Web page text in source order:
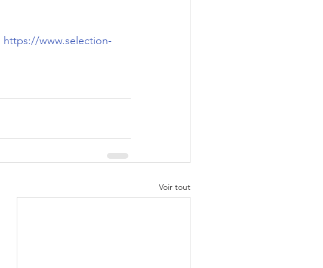
https://www.selection-
Voir tout